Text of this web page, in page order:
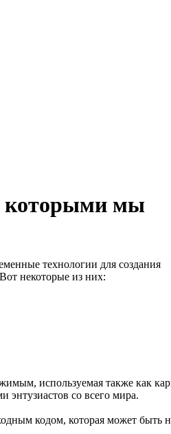
которыми мы
технологии для создания
некоторые из них:
используемая также как
энтузиастов со всего мира.
кодом, которая может быть